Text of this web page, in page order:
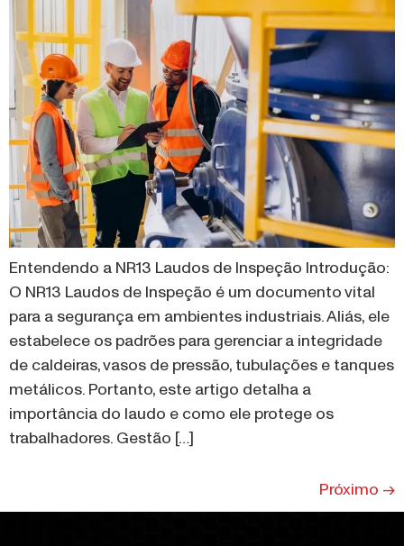
Entendendo a NR13 Laudos de Inspeção Introdução:
O NR13 Laudos de Inspeção é um documento vital
para a segurança em ambientes industriais. Aliás, ele
estabelece os padrões para gerenciar a integridade
de caldeiras, vasos de pressão, tubulações e tanques
metálicos. Portanto, este artigo detalha a
importância do laudo e como ele protege os
trabalhadores. Gestão […]
Próximo→